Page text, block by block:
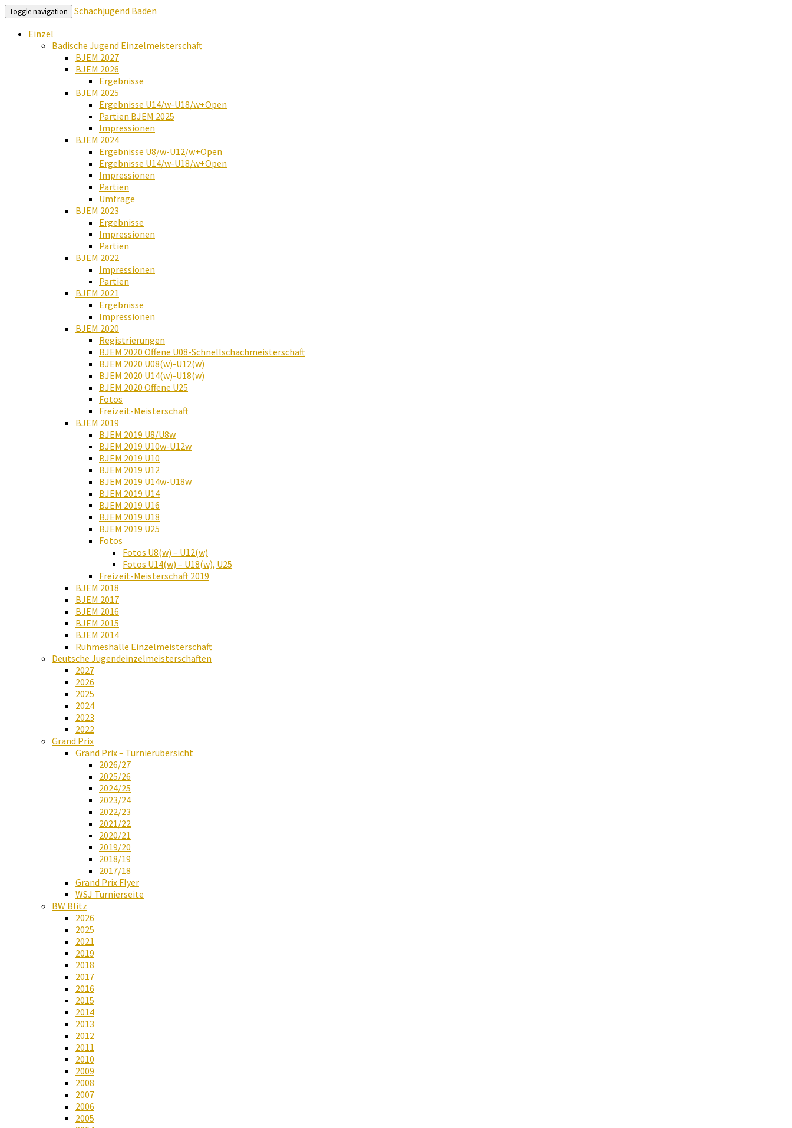
Toggle navigation
Schachjugend Baden
Einzel
Badische Jugend Einzelmeisterschaft
BJEM 2027
BJEM 2026
Ergebnisse
BJEM 2025
Ergebnisse U14/w-U18/w+Open
Partien BJEM 2025
Impressionen
BJEM 2024
Ergebnisse U8/w-U12/w+Open
Ergebnisse U14/w-U18/w+Open
Impressionen
Partien
Umfrage
BJEM 2023
Ergebnisse
Impressionen
Partien
BJEM 2022
Impressionen
Partien
BJEM 2021
Ergebnisse
Impressionen
BJEM 2020
Registrierungen
BJEM 2020 Offene U08-Schnellschachmeisterschaft
BJEM 2020 U08(w)-U12(w)
BJEM 2020 U14(w)-U18(w)
BJEM 2020 Offene U25
Fotos
Freizeit-Meisterschaft
BJEM 2019
BJEM 2019 U8/U8w
BJEM 2019 U10w-U12w
BJEM 2019 U10
BJEM 2019 U12
BJEM 2019 U14w-U18w
BJEM 2019 U14
BJEM 2019 U16
BJEM 2019 U18
BJEM 2019 U25
Fotos
Fotos U8(w) – U12(w)
Fotos U14(w) – U18(w), U25
Freizeit-Meisterschaft 2019
BJEM 2018
BJEM 2017
BJEM 2016
BJEM 2015
BJEM 2014
Ruhmeshalle Einzelmeisterschaft
Deutsche Jugendeinzelmeisterschaften
2027
2026
2025
2024
2023
2022
Grand Prix
Grand Prix – Turnierübersicht
2026/27
2025/26
2024/25
2023/24
2022/23
2021/22
2020/21
2019/20
2018/19
2017/18
Grand Prix Flyer
WSJ Turnierseite
BW Blitz
2026
2025
2021
2019
2018
2017
2016
2015
2014
2013
2012
2011
2010
2009
2008
2007
2006
2005